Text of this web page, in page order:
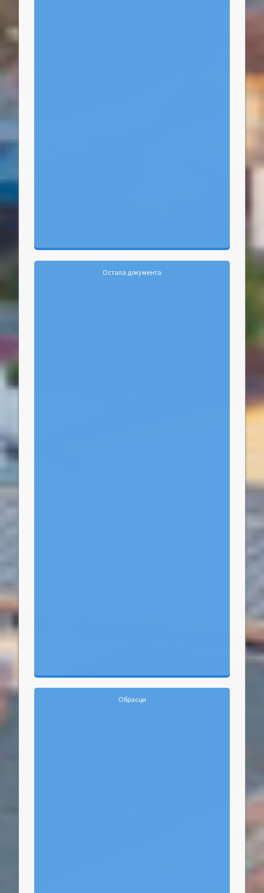
Остала документа
Обрасци